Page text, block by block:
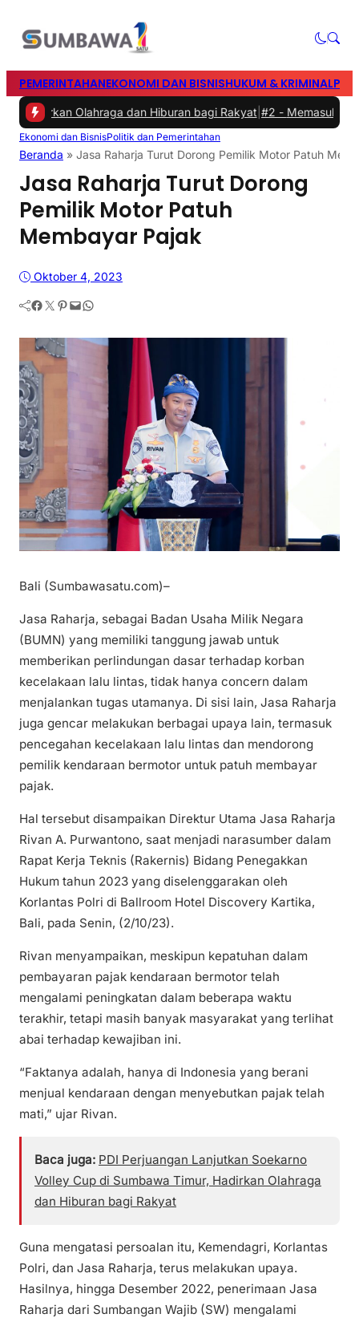
PEMERINTAHANEKONOMI DAN BISNISHUKUM & KRIMINAL
Olahraga dan Hiburan bagi Rakyat |#2 -Memasuki Malam
Ekonomi dan BisnisPolitik dan Pemerintahan
Beranda » Jasa Raharja Turut Dorong Pemilik Motor Patuh
Jasa Raharja Turut Dorong
Pemilik Motor Patuh
Membayar Pajak
Oktober 4, 2023
Facebook Twitter Pinterest Mail WhatsApp
Bali (Sumbawasatu.com)–
Jasa Raharja, sebagai Badan Usaha Milik Negara
(BUMN) yang memiliki tanggung jawab untuk
memberikan perlindungan dasar terhadap korban
kecelakaan lalu lintas, tidak hanya concern dalam
menjalankan tugas utamanya. Di sisi lain, Jasa Raharja
juga gencar melakukan berbagai upaya lain, termasuk
pencegahan kecelakaan lalu lintas dan mendorong
pemilik kendaraan bermotor untuk patuh membayar
pajak.
Hal tersebut disampaikan Direktur Utama Jasa Raharja
Rivan A. Purwantono, saat menjadi narasumber dalam
Rapat Kerja Teknis (Rakernis) Bidang Penegakkan
Hukum tahun 2023 yang diselenggarakan oleh
Korlantas Polri di Ballroom Hotel Discovery Kartika,
Bali, pada Senin, (2/10/23).
Rivan menyampaikan, meskipun kepatuhan dalam
pembayaran pajak kendaraan bermotor telah
mengalami peningkatan dalam beberapa waktu
terakhir, tetapi masih banyak masyarakat yang terlihat
abai terhadap kewajiban ini.
“Faktanya adalah, hanya di Indonesia yang berani
menjual kendaraan dengan menyebutkan pajak telah
mati,” ujar Rivan.
Baca juga: PDI Perjuangan Lanjutkan Soekarno
Volley Cup di Sumbawa Timur, Hadirkan Olahraga
dan Hiburan bagi Rakyat
Guna mengatasi persoalan itu, Kemendagri, Korlantas
Polri, dan Jasa Raharja, terus melakukan upaya.
Hasilnya, hingga Desember 2022, penerimaan Jasa
Raharja dari Sumbangan Wajib (SW) mengalami